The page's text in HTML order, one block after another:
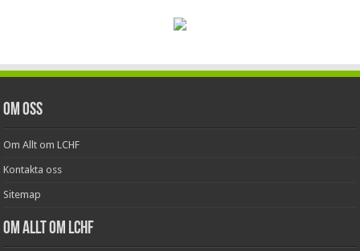
Om oss
Om Allt om LCHF
Kontakta oss
Sitemap
Om Allt om LCHF